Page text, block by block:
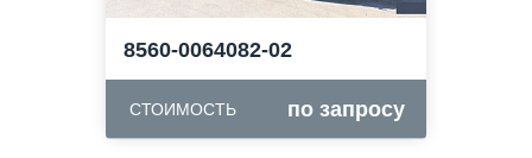
8560-0064082-02
СТОИМОСТЬ по запросу